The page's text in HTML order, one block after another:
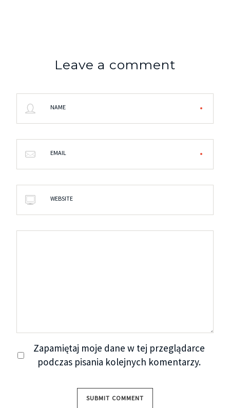
Leave a comment
NAME
EMAIL
WEBSITE
Zapamiętaj moje dane w tej przeglądarce
podczas pisania kolejnych komentarzy.